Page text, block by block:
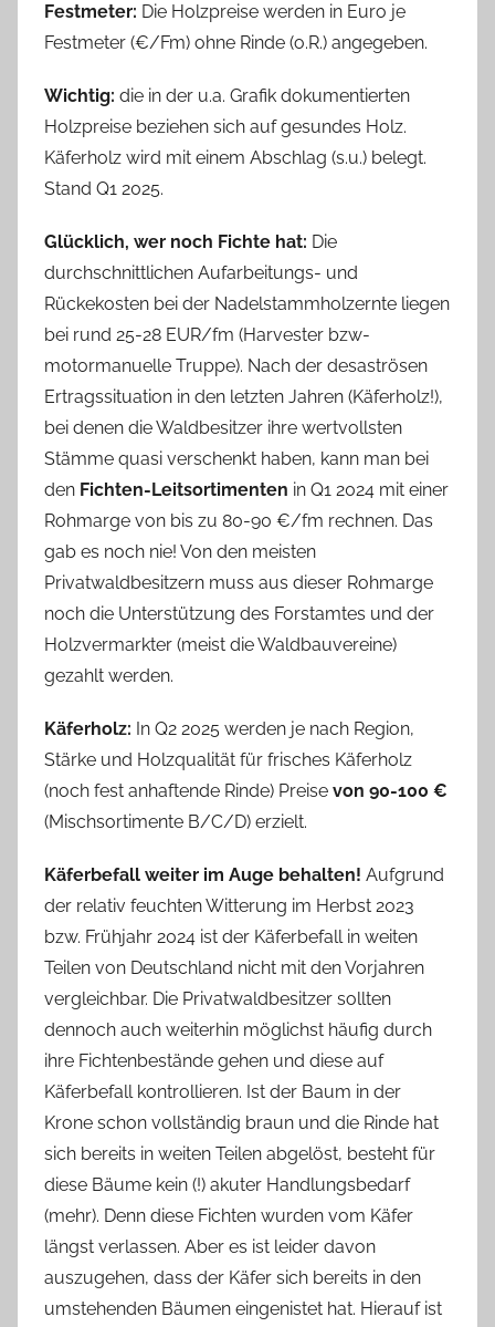
Festmeter: Die Holzpreise werden in Euro je
Festmeter (€/Fm) ohne Rinde (o.R.) angegeben.
Wichtig: die in der u.a. Grafik dokumentierten
Holzpreise beziehen sich auf gesundes Holz.
Käferholz wird mit einem Abschlag (s.u.) belegt.
Stand Q1 2025.
Glücklich, wer noch Fichte hat: Die
durchschnittlichen Aufarbeitungs- und
Rückekosten bei der Nadelstammholzernte liegen
bei rund 25-28 EUR/fm (Harvester bzw-
motormanuelle Truppe). Nach der desaströsen
Ertragssituation in den letzten Jahren (Käferholz!),
bei denen die Waldbesitzer ihre wertvollsten
Stämme quasi verschenkt haben, kann man bei
den Fichten-Leitsortimenten in Q1 2024 mit einer
Rohmarge von bis zu 80-90 €/fm rechnen. Das
gab es noch nie! Von den meisten
Privatwaldbesitzern muss aus dieser Rohmarge
noch die Unterstützung des Forstamtes und der
Holzvermarkter (meist die Waldbauvereine)
gezahlt werden.
Käferholz: In Q2 2025 werden je nach Region,
Stärke und Holzqualität für frisches Käferholz
(noch fest anhaftende Rinde) Preise von 90-100 €
(Mischsortimente B/C/D) erzielt.
Käferbefall weiter im Auge behalten! Aufgrund
der relativ feuchten Witterung im Herbst 2023
bzw. Frühjahr 2024 ist der Käferbefall in weiten
Teilen von Deutschland nicht mit den Vorjahren
vergleichbar. Die Privatwaldbesitzer sollten
dennoch auch weiterhin möglichst häufig durch
ihre Fichtenbestände gehen und diese auf
Käferbefall kontrollieren. Ist der Baum in der
Krone schon vollständig braun und die Rinde hat
sich bereits in weiten Teilen abgelöst, besteht für
diese Bäume kein (!) akuter Handlungsbedarf
(mehr). Denn diese Fichten wurden vom Käfer
längst verlassen. Aber es ist leider davon
auszugehen, dass der Käfer sich bereits in den
umstehenden Bäumen eingenistet hat. Hierauf ist